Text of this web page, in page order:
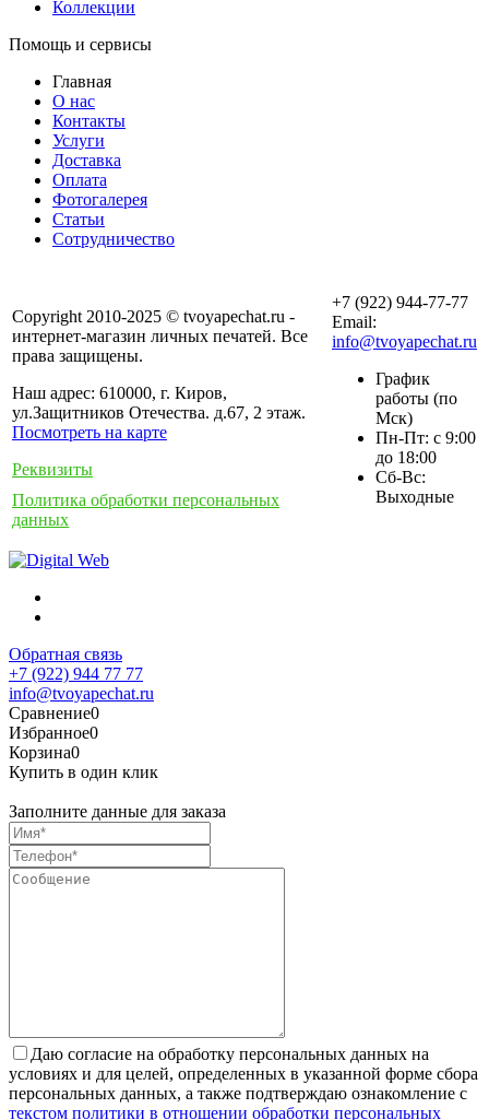
Коллекции
Помощь и сервисы
Главная
О нас
Контакты
Услуги
Доставка
Оплата
Фотогалерея
Статьи
Сотрудничество
Copyright 2010-2025 © tvoyapechat.ru -
интернет-магазин личных печатей. Все
права защищены.
Наш адрес: 610000, г. Киров,
ул.Защитников Отечества. д.67, 2 этаж.
Посмотреть на карте
Реквизиты
Политика обработки персональных
данных
+7 (922) 944-77-77
Email:
info@tvoyapechat.ru
График
работы (по
Мск)
Пн-Пт: с 9:00
до 18:00
Сб-Вс:
Выходные
Обратная связь
+7 (922) 944 77 77
info@tvoyapechat.ru
Сравнение0
Избранное0
Корзина0
Купить в один клик
Заполните данные для заказа
Даю согласие на обработку персональных данных на
условиях и для целей, определенных в указанной форме сбора
персональных данных, а также подтверждаю ознакомление с
текстом политики в отношении обработки персональных